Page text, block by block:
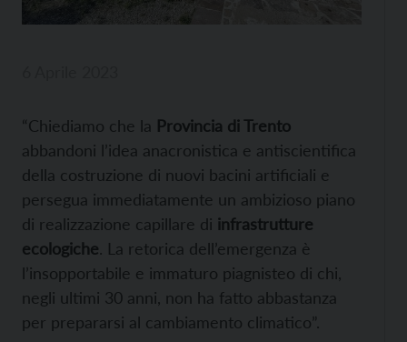
“Chiediamo che la Provincia di Trento
abbandoni l’idea anacronistica e antiscientifica
della costruzione di nuovi bacini artificiali e
persegua immediatamente un ambizioso piano
di realizzazione capillare di infrastrutture
ecologiche. La retorica dell’emergenza è
l’insopportabile e immaturo piagnisteo di chi,
negli ultimi 30 anni, non ha fatto abbastanza
per prepararsi al cambiamento climatico”.